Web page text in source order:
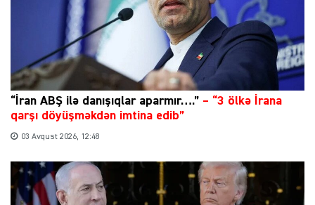
“İran ABŞ ilə danışıqlar aparmır….” – “3 ölkə İrana
qarşı döyüşməkdən imtina edib”
03 Avqust 2026, 12:48